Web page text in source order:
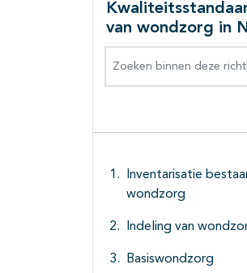
van wondzorg in
Inventarisatie
wondzorg
Indeling van
Basiswondzorg